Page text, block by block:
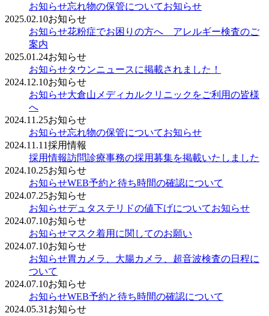
お知らせ忘れ物の保管についてお知らせ
2025.02.10お知らせ
お知らせ花粉症でお困りの方へ アレルギー検査のご
案内
2025.01.24お知らせ
お知らせタウンニュースに掲載されました！
2024.12.10お知らせ
お知らせ大倉山メディカルクリニックをご利用の皆様
へ
2024.11.25お知らせ
お知らせ忘れ物の保管についてお知らせ
2024.11.11採用情報
採用情報訪問診療事務の採用募集を掲載いたしました
2024.10.25お知らせ
お知らせWEB予約と待ち時間の確認について
2024.07.25お知らせ
お知らせデュタステリドの値下げについてお知らせ
2024.07.10お知らせ
お知らせマスク着用に関してのお願い
2024.07.10お知らせ
お知らせ胃カメラ、大腸カメラ、超音波検査の日程に
ついて
2024.07.10お知らせ
お知らせWEB予約と待ち時間の確認について
2024.05.31 お知らせ